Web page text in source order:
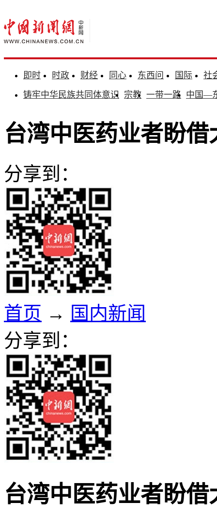
即时 时政 财经 同心 东西问 国际
社
铸牢中华民族共同体意识 宗教 一带一路 中国—
台湾中医药业者盼
分享到：
首页 → 国内新闻
分享到：
台湾中医药业者盼